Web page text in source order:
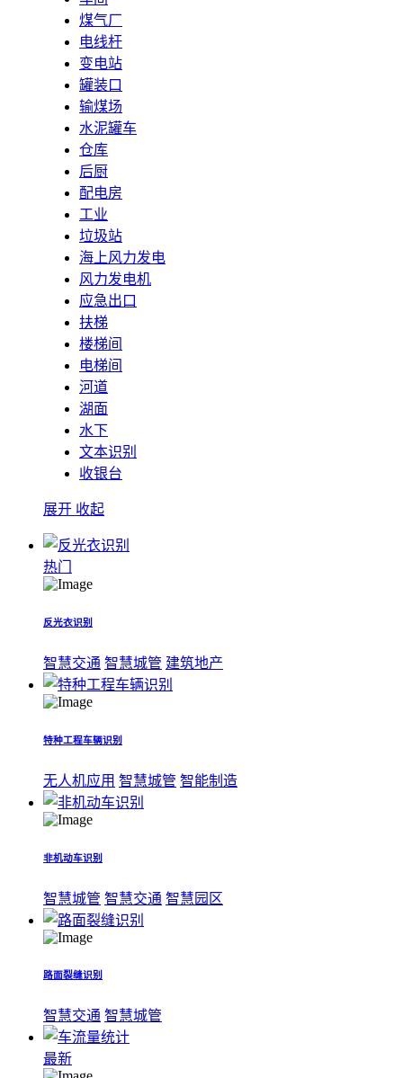
煤气厂
电线杆
变电站
罐装口
输煤场
水泥罐车
仓库
后厨
配电房
工业
垃圾站
海上风力发电
风力发电机
应急出口
扶梯
楼梯间
电梯间
河道
湖面
水下
文本识别
收银台
展开 收起
热门
反光衣识别
智慧交通 智慧城管 建筑地产
特种工程车辆识别
无人机应用 智慧城管 智能制造
非机动车识别
智慧城管 智慧交通 智慧园区
路面裂缝识别
智慧交通 智慧城管
最新